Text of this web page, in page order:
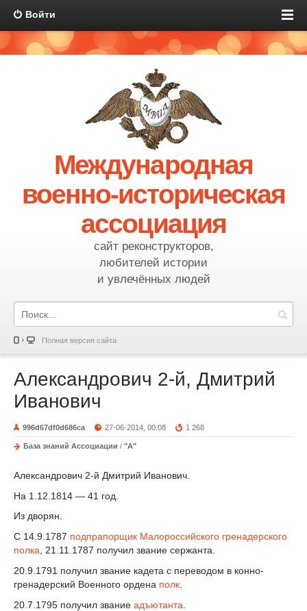
Войти
Международная
военно-историческая
ассоциация
сайт реконструкторов,
любителей истории
и увлечённых людей
Полная версия сайта
Александрович 2-й, Дмитрий
Иванович
996d67df0d686ca 27-06-2014, 00:08 1 268
База знаний Ассоциации / "А"
Александрович 2-й Дмитрий Иванович.
На 1.12.1814 — 41 год.
Из дворян.
С 14.9.1787 подпрапорщик Малороссийского гренадерского
полка , 21.11.1787 получил звание сержанта.
20.9.1791 получил звание кадета с переводом в конно-
гренадерский Военного ордена полк
20.7.1795 получил звание адъютанта